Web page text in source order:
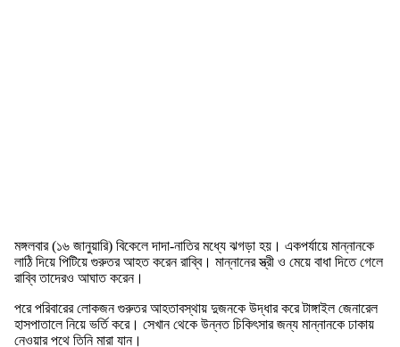
মঙ্গলবার (১৬ জানুয়ারি) বিকেলে দাদা-নাতির মধ্যে ঝগড়া হয়। একপর্যায়ে মান্নানকে
লাঠি দিয়ে পিটিয়ে গুরুতর আহত করেন রাব্বি। মান্নানের স্ত্রী ও মেয়ে বাধা দিতে গেলে
রাব্বি তাদেরও আঘাত করেন।
পরে পরিবারের লোকজন গুরুতর আহতাবস্থায় দুজনকে উদ্ধার করে টাঙ্গাইল জেনারেল
হাসপাতালে নিয়ে ভর্তি করে। সেখান থেকে উন্নত চিকিৎসার জন্য মান্নানকে ঢাকায়
নেওয়ার পথে তিনি মারা যান।